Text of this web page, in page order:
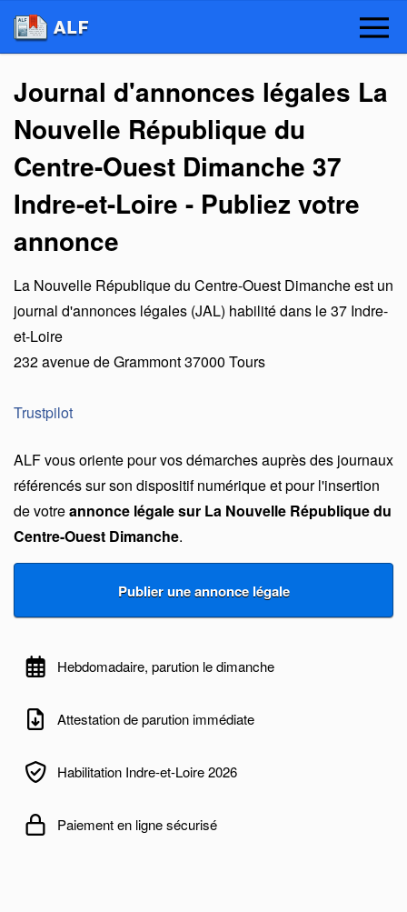
Journal d'annonces légales La
Nouvelle République du
Centre-Ouest Dimanche 37
Indre-et-Loire - Publiez votre
annonce
La Nouvelle République du Centre-Ouest Dimancheest un
journal d'annonces légales (JAL) habilité dans le 37 Indre-
et-Loire
232 avenue de Grammont37000 Tours
Trustpilot
ALF vous oriente pour vos démarches auprès des journaux
référencés sur son dispositif numérique et pour l'insertion
de votreannonce légale sur La Nouvelle République du
Centre-Ouest Dimanche.
Hebdomadaire, parution le dimanche
Attestation de parution immédiate
Habilitation Indre-et-Loire 2026
Paiement en ligne sécurisé